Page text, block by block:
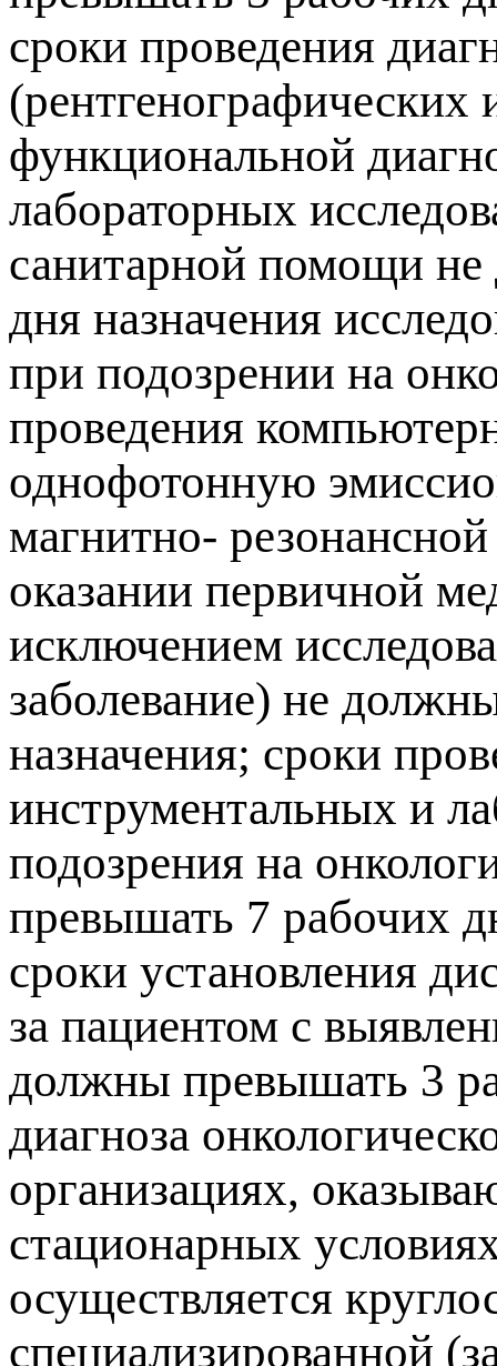
сроки проведения
функциональной
лабораторных
санитарной помощи
дня назначения
при подозрении на
проведения
однофотонную
магнитно-
оказании первичной
исключением
заболевание) не
назначения; сроки
инструментальных и
подозрения на
превышать 7 рабочих
сроки установления
за пациентом с
должны превышать 3
диагноза
организациях,
стационарных
осуществляется
специализированной